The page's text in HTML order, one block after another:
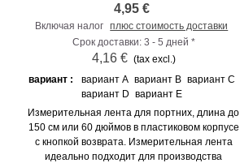
4,95 €
Включая налог плюс стоимость доставки
Срок доставки: 3 - 5 дней *
4,16 € (tax excl.)
вариант :
вариант A вариант B вариант C
вариант D вариант E
Измерительная лента для портних, длина до
150 см или 60 дюймов в пластиковом корпусе
с кнопкой возврата. Измерительная лента
идеально подходит для производства